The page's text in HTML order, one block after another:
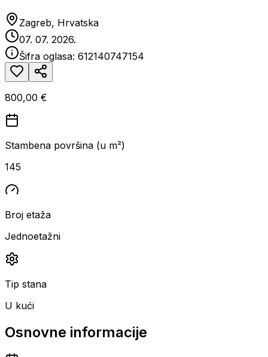
Zagreb, Hrvatska
07. 07. 2026.
Šifra oglasa: 612140747154
800,00 €
Stambena površina (u m²)
145
Broj etaža
Jednoetažni
Tip stana
U kući
Osnovne informacije